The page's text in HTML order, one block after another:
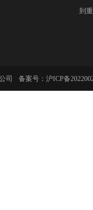
到
司 备案号： 沪ICP备